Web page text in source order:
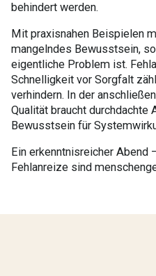
behindert werden.
Mit praxisnahen Beispielen
mangelndes Bewusstsein,
eigentliche Problem ist.
Schnelligkeit vor Sorgfalt
verhindern. In der
Qualität braucht durchdachte
Bewusstsein für
Ein erkenntnisreicher Abend
Fehlanreize sind